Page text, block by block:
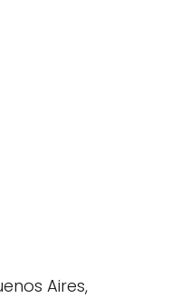
Aires,